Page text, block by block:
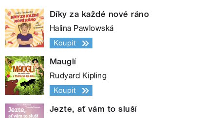
Díky za každé nové ráno
Halina Pawlowská
Koupit
Mauglí
Rudyard Kipling
Koupit
Jezte, ať vám to sluší